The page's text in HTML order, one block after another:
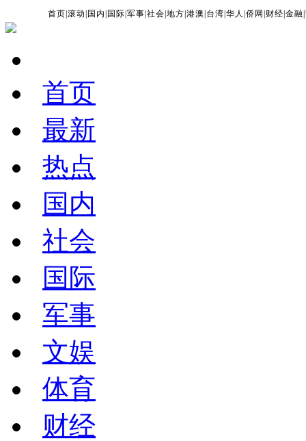
首页 |滚动 国内 国际 |军事 |社会 |地方 |港澳 台湾 |华人 |侨网 财经 |金融 |
首页
最新
热点
国内
社会
国际
军事
文娱
体育
财经